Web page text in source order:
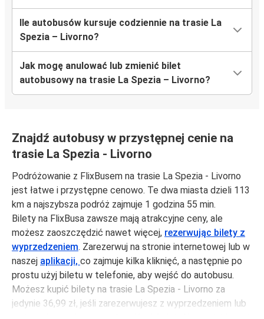
Ile autobusów kursuje codziennie na trasie La
Spezia – Livorno?
Jak mogę anulować lub zmienić bilet
autobusowy na trasie La Spezia – Livorno?
Znajdź autobusy w przystępnej cenie na
trasie La Spezia - Livorno
Podróżowanie z FlixBusem na trasie La Spezia - Livorno
jest łatwe i przystępne cenowo. Te dwa miasta dzieli 113
km a najszybsza podróż zajmuje 1 godzina 55 min.
Bilety na FlixBusa zawsze mają atrakcyjne ceny, ale
możesz zaoszczędzić nawet więcej, rezerwując bilety z
wyprzedzeniem. Zarezerwuj na stronie internetowej lub w
naszej aplikacji, co zajmuje kilka kliknięć, a następnie po
prostu użyj biletu w telefonie, aby wejść do autobusu.
Możesz kupić bilety na trasie La Spezia - Livorno za
jedynie 36,99 zł, jeśli zarezerwujesz z wyprzedzeniem lub